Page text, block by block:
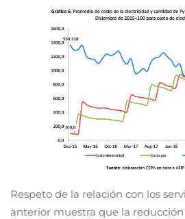
Respeto de la relación con los
anterior muestra que la